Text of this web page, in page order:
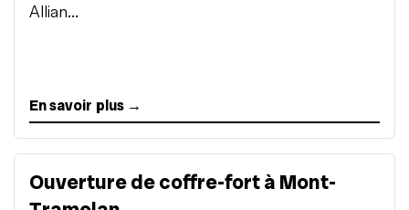
Allian...
En savoir plus →
Ouverture de coffre-fort à Mont-